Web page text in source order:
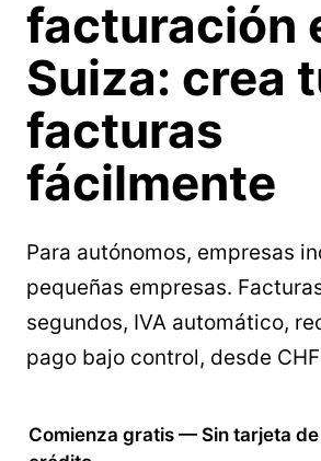
facturación
Suiza: crea
facturas
fácilmente
Para autónomos, empresas
pequeñas empresas.
segundos, IVA automático,
pago bajo control, desde
Comienza gratis — Sin tarjeta de